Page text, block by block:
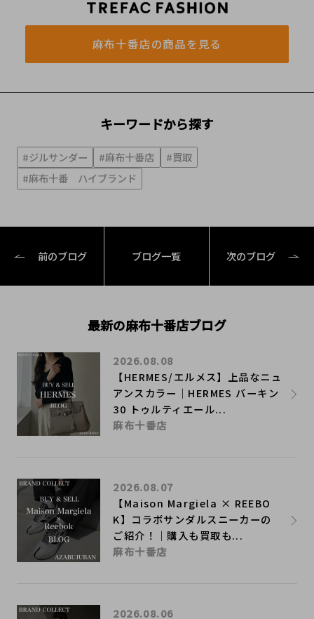
麻布十番店の商品を見る
キーワードから探す
#ジルサンダー #麻布十番店
#買取
#麻布十番 ハイブランド
前のブログ ブログ一覧 次のブログ
最新の麻布十番店ブログ
【HERMES/エルメス】上品なニュ
アンスカラー｜HERMES バーキン
30 トゥルティエール...
2026.08.08
麻布十番店
【Maison Margiela × REEBO
K】コラボサンダルスニーカーの
ご紹介！｜購入も買取も...
2026.08.07
麻布十番店
2026.08.06